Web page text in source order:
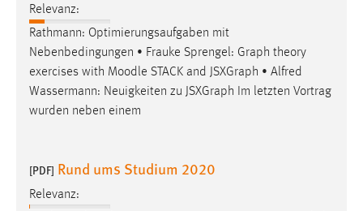
Relevanz:
Rathmann: Optimierungsaufgaben mit
Nebenbedingungen • Frauke Sprengel: Graph theory
exercises with Moodle STACK and JSXGraph • Alfred
Wassermann: Neuigkeiten zu JSXGraph Im letzten Vortrag
wurden neben einem
[PDF] Rund ums Studium 2020
Relevanz: